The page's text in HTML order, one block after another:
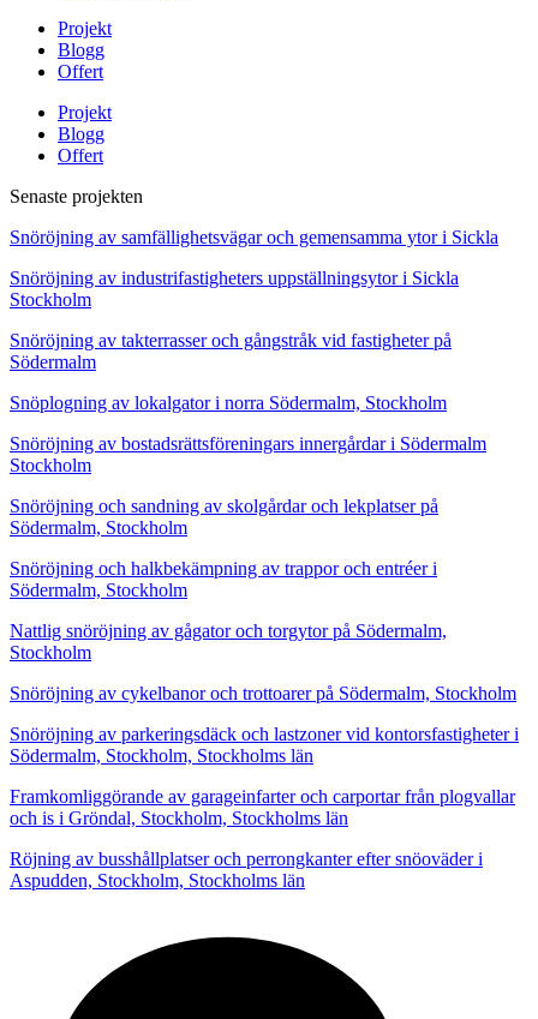
Projekt
Blogg
Offert
Projekt
Blogg
Offert
Senaste projekten
Snöröjning av samfällighetsvägar och gemensamma ytor i Sickla
Snöröjning av industrifastigheters uppställningsytor i Sickla
Stockholm
Snöröjning av takterrasser och gångstråk vid fastigheter på
Södermalm
Snöplogning av lokalgator i norra Södermalm, Stockholm
Snöröjning av bostadsrättsföreningars innergårdar i Södermalm
Stockholm
Snöröjning och sandning av skolgårdar och lekplatser på
Södermalm, Stockholm
Snöröjning och halkbekämpning av trappor och entréer i
Södermalm, Stockholm
Nattlig snöröjning av gågator och torgytor på Södermalm,
Stockholm
Snöröjning av cykelbanor och trottoarer på Södermalm, Stockholm
Snöröjning av parkeringsdäck och lastzoner vid kontorsfastigheter i
Södermalm, Stockholm, Stockholms län
Framkomliggörande av garageinfarter och carportar från plogvallar
och is i Gröndal, Stockholm, Stockholms län
Röjning av busshållplatser och perrongkanter efter snöoväder i
Aspudden, Stockholm, Stockholms län